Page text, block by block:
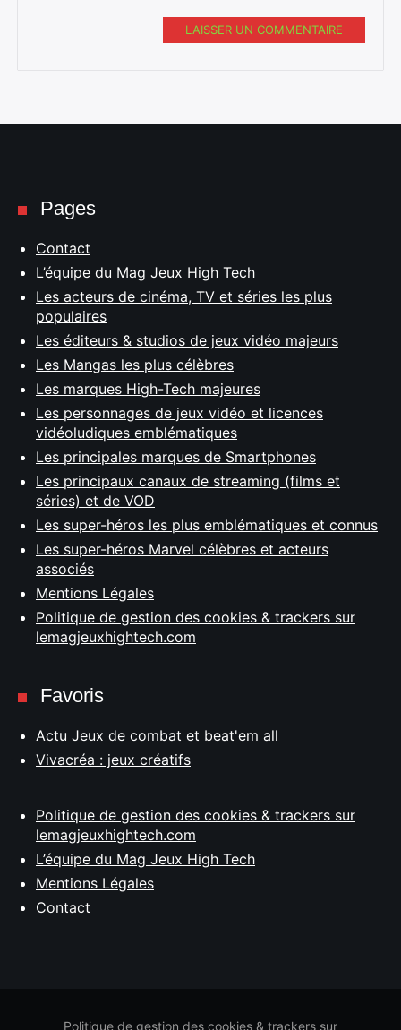
LAISSER UN COMMENTAIRE
Pages
Contact
L’équipe du Mag Jeux High Tech
Les acteurs de cinéma, TV et séries les plus
populaires
Les éditeurs & studios de jeux vidéo majeurs
Les Mangas les plus célèbres
Les marques High-Tech majeures
Les personnages de jeux vidéo et licences
vidéoludiques emblématiques
Les principales marques de Smartphones
Les principaux canaux de streaming (films et
séries) et de VOD
Les super-héros les plus emblématiques et connus
Les super-héros Marvel célèbres et acteurs
associés
Mentions Légales
Politique de gestion des cookies & trackers sur
lemagjeuxhightech.com
Favoris
Actu Jeux de combat et beat'em all
Vivacréa : jeux créatifs
Politique de gestion des cookies & trackers sur
lemagjeuxhightech.com
L’équipe du Mag Jeux High Tech
Mentions Légales
Contact
Politique de gestion des cookies & trackers sur